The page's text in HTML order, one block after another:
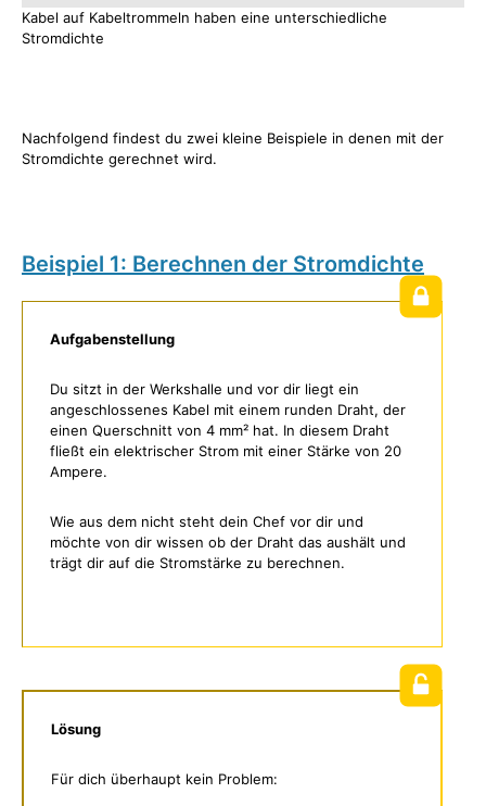
Kabel auf Kabeltrommeln haben eine unterschiedliche
Stromdichte
Nachfolgend findest du zwei kleine Beispiele in denen mit der
Stromdichte gerechnet wird.
Beispiel 1: Berechnen der Stromdichte
Aufgabenstellung
Du sitzt in der Werkshalle und vor dir liegt ein
angeschlossenes Kabel mit einem runden Draht, der
einen Querschnitt von 4 mm² hat. In diesem Draht
fließt ein elektrischer Strom mit einer Stärke von 20
Ampere.
Wie aus dem nicht steht dein Chef vor dir und
möchte von dir wissen ob der Draht das aushält und
trägt dir auf die Stromstärke zu berechnen.
Lösung
Für dich überhaupt kein Problem: